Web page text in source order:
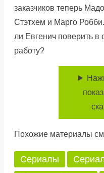
заказчиков теперь
Стэтхем и Марго
ли Евгенич поверить
работу?
Похожие материалы
Сериалы